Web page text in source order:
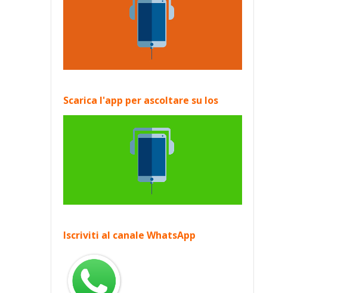
Scarica l'app per ascoltare su Ios
Iscriviti al canale WhatsApp